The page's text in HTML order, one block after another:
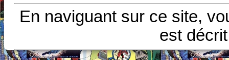
En naviguant sur ce site,
est